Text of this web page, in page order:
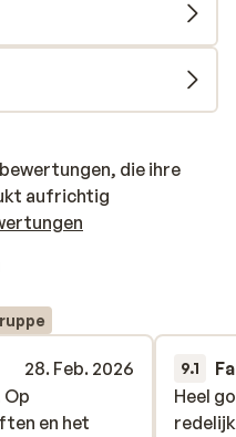
die ihre
aufrichtig
28. Feb. 2026
en het
en het
9.1
Heel
Heel